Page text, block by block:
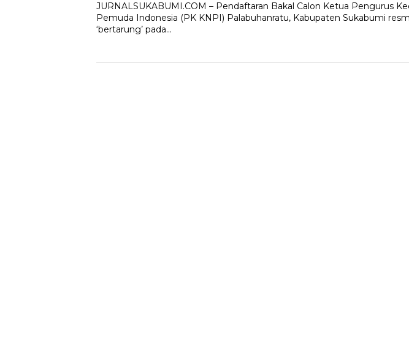
JURNALSUKABUMI.COM – Pendaftaran Bakal Calon Ketua Pengurus
Pemuda Indonesia (PK KNPI) Palabuhanratu, Kabupaten Sukabumi
‘bertarung’ pada…